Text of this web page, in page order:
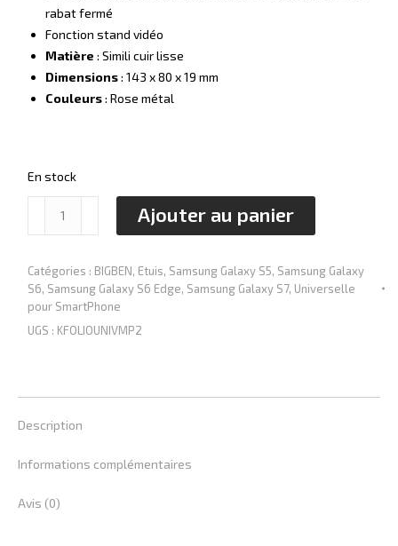
rabat fermé
Fonction stand vidéo
Matière : Simili cuir lisse
Dimensions: 143 x 80 x 19 mm
Couleurs: Rose métal
En stock
Folio
Universel
[Taille
M
Metal]
Ajouter au panier
Catégories : BIGBEN, Etuis, Samsung Galaxy S5, Samsung Galaxy
S6, Samsung Galaxy S6 Edge, Samsung Galaxy S7, Universelle
pour SmartPhone
UGS : KFOLIOUNIVMP2
Description
Informations complémentaires
Avis (0)